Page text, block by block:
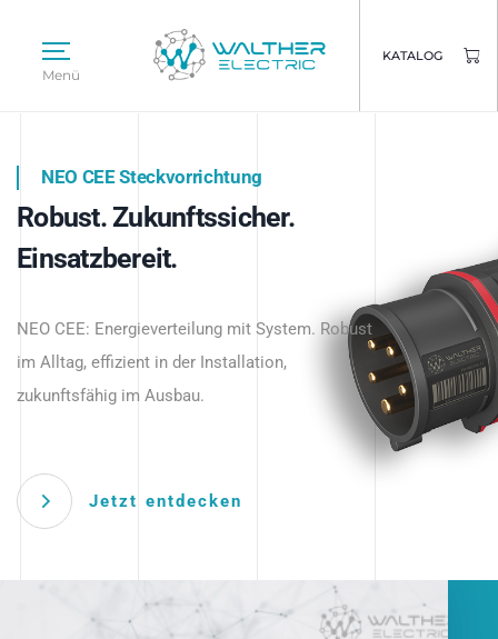
Menü
KATALOG
Intelligente Stromverteilung
beginnt hier.
NEO CEE Steckvorrichtung
Robust. Zukunftssicher.
Einsatzbereit.
NEO CEE: Energieverteilung mit System. Robust
im Alltag, effizient in der Installation,
zukunftsfähig im Ausbau.
Jetzt entdecken
Intelligenz trifft Energie.
Anwendungen – robust, IP-geschützt und
zukunftsfähig.